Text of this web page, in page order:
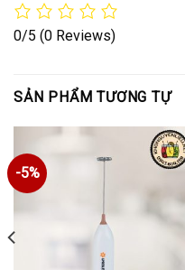
0/5 (0 Reviews)
SẢN PHẨM TƯƠNG TỰ
-5%